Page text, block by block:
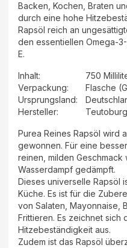
Backen, Kochen, Braten
durch eine hohe
Rapsöl reich an
den essentiellen Omega-
E.
Inhalt:
750
Verpackung:
Flasche
Ursprungsland:
Hersteller:
Purea Reines Rapsöl wird
gewonnen. Für eine
reinen, milden
Wasserdampf gedämpft.
Dieses universelle Rapsöl
Küche. Es ist für die
von Salaten, Mayonnaise,
Frittieren. Es zeichnet sich
Hitzebeständigkeit aus.
Zudem ist das Rapsöl